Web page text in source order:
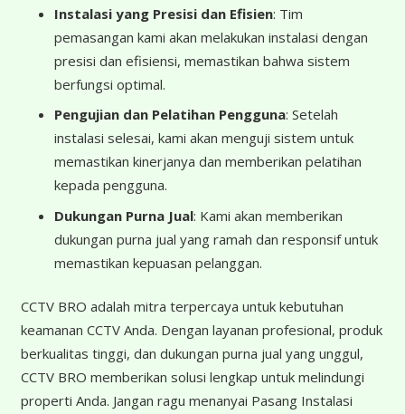
Instalasi yang Presisi dan Efisien: Tim
pemasangan kami akan melakukan instalasi dengan
presisi dan efisiensi, memastikan bahwa sistem
berfungsi optimal.
Pengujian dan Pelatihan Pengguna: Setelah
instalasi selesai, kami akan menguji sistem untuk
memastikan kinerjanya dan memberikan pelatihan
kepada pengguna.
Dukungan Purna Jual: Kami akan memberikan
dukungan purna jual yang ramah dan responsif untuk
memastikan kepuasan pelanggan.
CCTV BRO adalah mitra terpercaya untuk kebutuhan
keamanan CCTV Anda. Dengan layanan profesional, produk
berkualitas tinggi, dan dukungan purna jual yang unggul,
CCTV BRO memberikan solusi lengkap untuk melindungi
properti Anda. Jangan ragu menanyai Pasang Instalasi